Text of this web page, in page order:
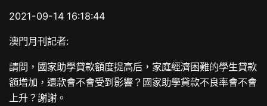
2021-09-14 16:18:44
澳門月刊記者:
請問，國家助學貸款額度提高后，家庭經濟困難的學生貸款
額增加，還款會不會受到影響？國家助學貸款不良率會不會
上升？謝謝。